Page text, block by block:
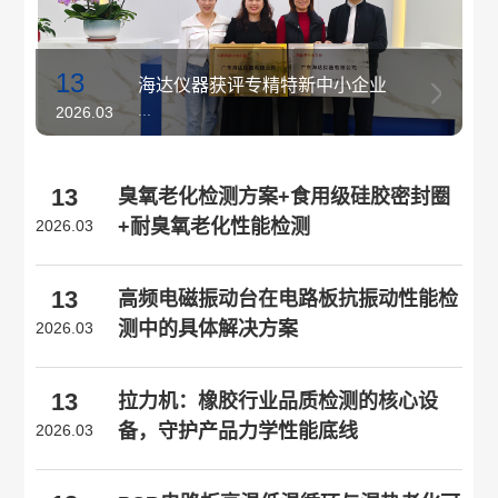
13
2026.03
海达仪器获评专精特新中小企业
...
13
2026.03
臭氧老化检测方案+食用级硅胶密封圈
+耐臭氧老化性能检测
13
2026.03
高频电磁振动台在电路板抗振动性能检
测中的具体解决方案
13
2026.03
拉力机：橡胶行业品质检测的核心设
备，守护产品力学性能底线